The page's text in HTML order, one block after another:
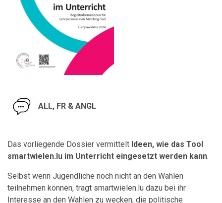
ALL, FR & ANGL
Das vorliegende Dossier vermittelt Ideen, wie das Tool
smartwielen.lu im Unterricht eingesetzt werden kann.
Selbst wenn Jugendliche noch nicht an den Wahlen
teilnehmen können, trägt smartwielen.lu dazu bei ihr
Interesse an den Wahlen zu wecken, die politische